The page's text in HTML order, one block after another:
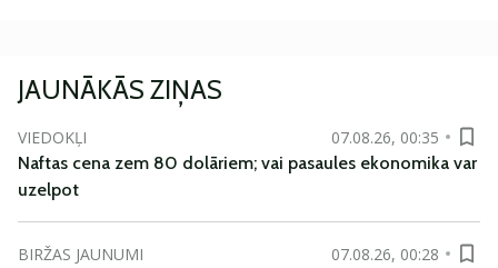
JAUNĀKĀS ZIŅAS
VIEDOKĻI
07.08.26, 00:35
Naftas cena zem 80 dolāriem; vai pasaules ekonomika var
uzelpot
BIRŽAS JAUNUMI
07.08.26, 00:28